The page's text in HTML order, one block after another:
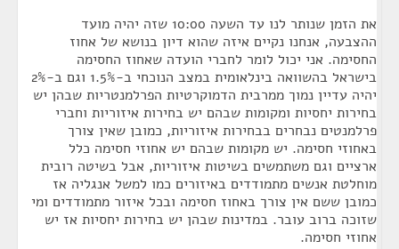
את הזמן שנותר לנו עד השעה 10:00 שזה יהיה מועד
ההצבעה, אנחנו נקיים איזה שהוא דיון בנושא של אחוז
החסימה. אני יכול לומר לחברי הועדה שאחוז החסימה
בישראל בהשוואה בינלאומית במצב הנוכחי ב-1.5% וגם ב-2%
יהיה עדיין נמוך ממרבית הדמוקרטיות הפרלמנטריות שבהן יש
בחירות יחסיות ומקומות שבהם יש בחירות איזוריות וחברי
פרלמנטים נבחרים בבחירות איזוריות, כמובן שאין צורך
באחוזי חסימה. יש מקומות שבהם יש אחוזי חסימה כלל
ארציים וגם משתמשים בשיטות איזוריות, אבל בשיטה רובית
מוחלטת אנשים מתמודדים באיזורים כמו למשל אנגליה אז
כמובן ששם אין צורך באחוז חסימה ובכל איזור מתמודדים ומי
שזוכה ברוב עובר. במדינות שבהן יש בחירות יחסיות אז יש
אחוזי חסימה.